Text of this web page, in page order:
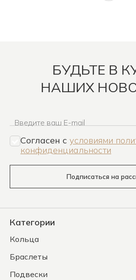
БУДЬТЕ В
НАШИХ
Введите ваш E-mail
Согласен c условиями
конфиденциальности
Подписаться на
Категории
Кольца
Браслеты
Подвески